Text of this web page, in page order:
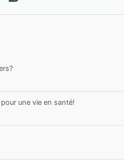
une vie en santé!